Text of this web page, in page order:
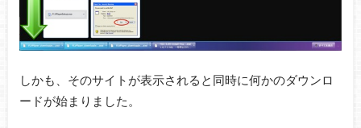
しかも、そのサイトが表示されると同時に何かのダウンロ
ードが始まりました。